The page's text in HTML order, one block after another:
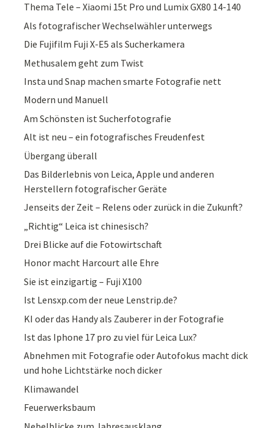
Thema Tele – Xiaomi 15t Pro und Lumix GX80 14-140
Als fotografischer Wechselwähler unterwegs
Die Fujifilm Fuji X-E5 als Sucherkamera
Methusalem geht zum Twist
Insta und Snap machen smarte Fotografie nett
Modern und Manuell
Am Schönsten ist Sucherfotografie
Alt ist neu – ein fotografisches Freudenfest
Übergang überall
Das Bilderlebnis von Leica, Apple und anderen
Herstellern fotografischer Geräte
Jenseits der Zeit – Relens oder zurück in die Zukunft?
„Richtig“ Leica ist chinesisch?
Drei Blicke auf die Fotowirtschaft
Honor macht Harcourt alle Ehre
Sie ist einzigartig – Fuji X100
Ist Lensxp.com der neue Lenstrip.de?
KI oder das Handy als Zauberer in der Fotografie
Ist das Iphone 17 pro zu viel für Leica Lux?
Abnehmen mit Fotografie oder Autofokus macht dick
und hohe Lichtstärke noch dicker
Klimawandel
Feuerwerksbaum